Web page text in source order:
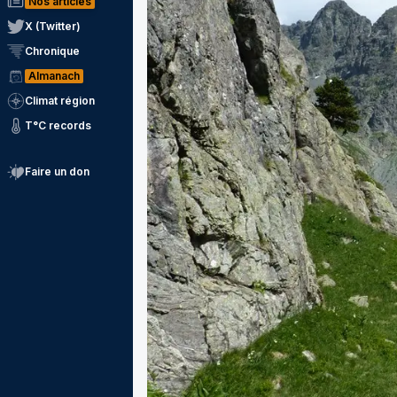
X (Twitter)
Chronique
Almanach
Climat région
T°C records
Faire un don